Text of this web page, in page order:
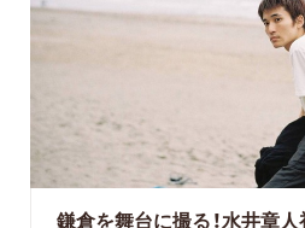
鎌倉を舞台に撮る！水井章